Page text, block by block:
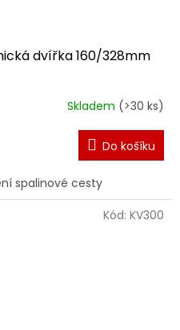
dvířka 160/328mm
Skladem (>30 ks)
Do košíku
spalinové cesty
Kód: KV300